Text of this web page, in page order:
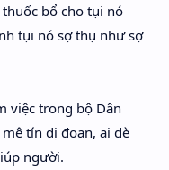
bổ cho tụi nó
tụi nó sợ thụ như sợ
việc trong bộ Dân
tín dị đoan, ai dè
người.